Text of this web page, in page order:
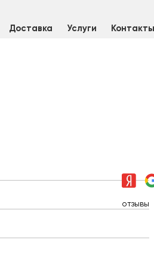
Доставка Услуги Контакты
отзывы